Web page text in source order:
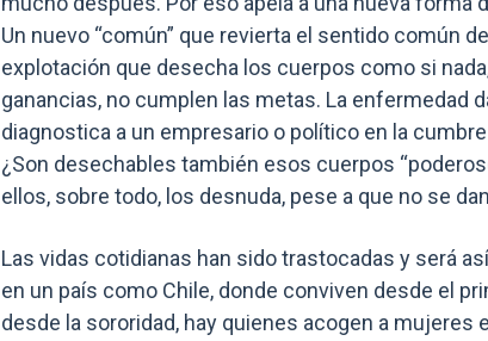
Un nuevo “común” que revierta el sentido común
explotación que desecha los cuerpos como si
ganancias, no cumplen las metas. La enfermedad
diagnostica a un empresario o político en la
¿Son desechables también esos cuerpos
ellos, sobre todo, los desnuda, pese a que no se
Las vidas cotidianas han sido trastocadas y será
en un país como Chile, donde conviven desde el
desde la sororidad, hay quienes acogen a